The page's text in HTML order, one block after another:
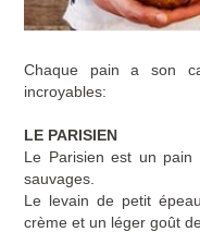
Chaque pain a son
incroyables:
LE PARISIEN
Le Parisien est un pain
sauvages.
Le levain de petit
crème et un léger goût